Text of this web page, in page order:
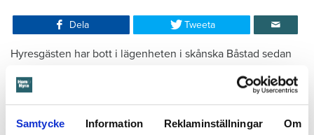
Samtycke Information Reklaminställningar Om
Dela Tweeta
Hyresgästen har bott i lägenheten i skånska Båstad sedan
i hyresnämnden och i hovrätten.
Skada upptäcktes av hantverkare